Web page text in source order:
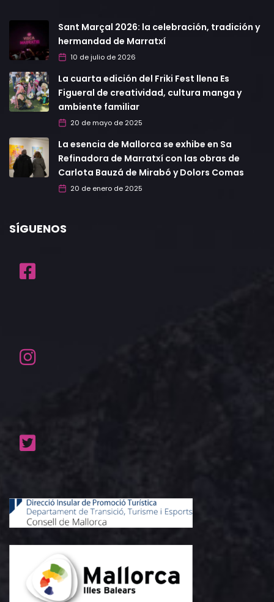
Sant Marçal 2026: la celebración, tradición y
hermandad de Marratxí
10 de julio de 2026
La cuarta edición del Friki Fest llena Es
Figueral de creatividad, cultura manga y
ambiente familiar
20 de mayo de 2025
La esencia de Mallorca se exhibe en Sa
Refinadora de Marratxí con las obras de
Carlota Bauzá de Mirabó y Dolors Comas
20 de enero de 2025
SÍGUENOS